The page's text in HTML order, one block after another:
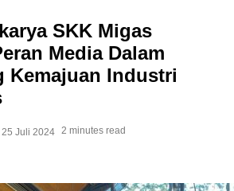
SKK Migas
Media Dalam
Kemajuan Industri
25 Juli 2024 2 minutes read